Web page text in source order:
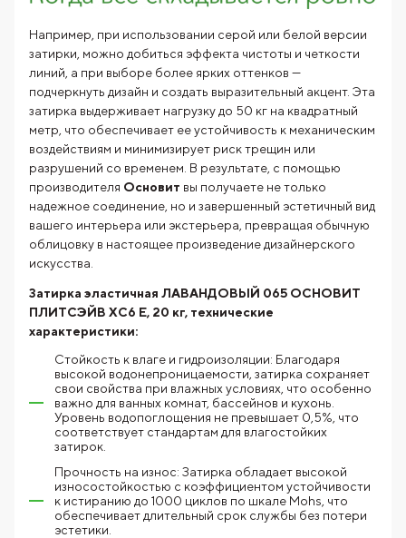
Например, при использовании серой или белой версии
затирки, можно добиться эффекта чистоты и четкости
линий, а при выборе более ярких оттенков —
подчеркнуть дизайн и создать выразительный акцент. Эта
затирка выдерживает нагрузку до 50 кг на квадратный
метр, что обеспечивает ее устойчивость к механическим
воздействиям и минимизирует риск трещин или
разрушений со временем. В результате, с помощью
производителя Основит вы получаете не только
надежное соединение, но и завершенный эстетичный вид
вашего интерьера или экстерьера, превращая обычную
облицовку в настоящее произведение дизайнерского
искусства.
Затирка эластичная ЛАВАНДОВЫЙ 065 ОСНОВИТ
ПЛИТСЭЙВ XC6 Е, 20 кг, технические
характеристики:
Стойкость к влаге и гидроизоляции: Благодаря
высокой водонепроницаемости, затирка сохраняет
свои свойства при влажных условиях, что особенно
важно для ванных комнат, бассейнов и кухонь.
Уровень водопоглощения не превышает 0,5%, что
соответствует стандартам для влагостойких
затирок.
Прочность на износ: Затирка обладает высокой
износостойкостью с коэффициентом устойчивости
к истиранию до 1000 циклов по шкале Mohs, что
обеспечивает длительный срок службы без потери
эстетики.